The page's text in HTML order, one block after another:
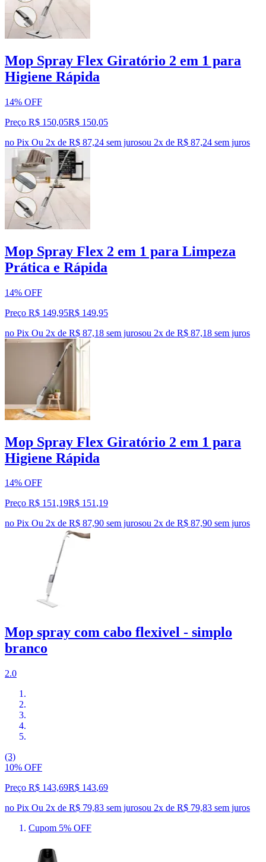
Mop Spray Flex Giratório 2 em 1 para
Higiene Rápida
14% OFF
Preço R$ 150,05R$ 150,05
no Pix Ou 2x de R$ 87,24 sem jurosou 2x de R$ 87,24 sem juros
Mop Spray Flex 2 em 1 para Limpeza
Prática e Rápida
14% OFF
Preço R$ 149,95R$ 149,95
no Pix Ou 2x de R$ 87,18 sem jurosou 2x de R$ 87,18 sem juros
Mop Spray Flex Giratório 2 em 1 para
Higiene Rápida
14% OFF
Preço R$ 151,19R$ 151,19
no Pix Ou 2x de R$ 87,90 sem jurosou 2x de R$ 87,90 sem juros
Mop spray com cabo flexivel - simplo
branco
2.0
(3)
10% OFF
Preço R$ 143,69R$ 143,69
no Pix Ou 2x de R$ 79,83 sem jurosou 2x de R$ 79,83 sem juros
Cupom 5% OFF